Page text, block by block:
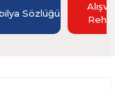
Sözlüğü